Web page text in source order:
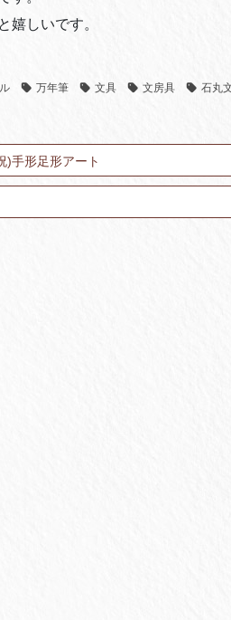
嬉しいです。
万年筆 文具 文房具 石丸
)手形足形アート